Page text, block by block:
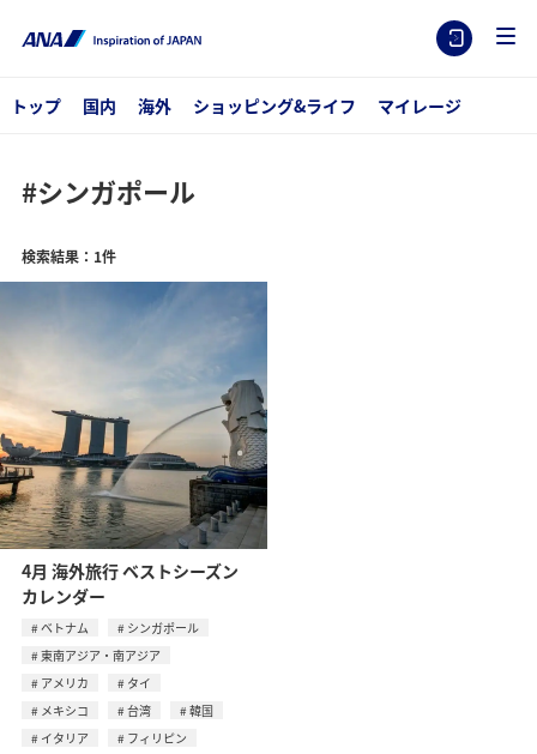
トップ 国内 海外 ショッピング&ライフ マイレージ
#シンガポール
検索結果：1件
4月 海外旅行 ベストシーズン
カレンダー
ベトナム
シンガポール
東南アジア・南アジア
アメリカ
タイ
メキシコ
台湾
韓国
イタリア
フィリピン